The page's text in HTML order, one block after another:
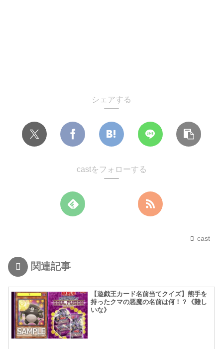
シェアする
castをフォローする
cast
関連記事
【遊戯王カード名前当てクイズ】熊手を
持ったクマの悪魔の名前は何！？《難し
いな》